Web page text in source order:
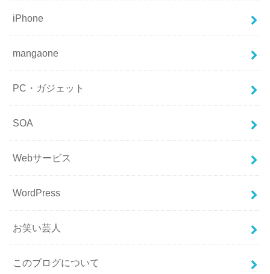
iPhone
mangaone
PC・ガジェット
SOA
Webサービス
WordPress
お笑い芸人
このブログについて